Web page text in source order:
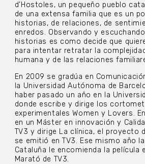
d’Hostoles, un pequeño pueblo
de una extensa familia que es un
historias, de relaciones, de
enredos. Observando y
historias es como decide que
para intentar retratar la
humana y de las relaciones
En 2009 se gradúa en
la Universidad Autónoma de
haber pasado un año en la
donde escribe y dirige los
experimentales Women y Lovers.
en un Máster en innovación y
TV3 y dirige La clínica, el proyecto
se emitió en TV3. Ese mismo año
Cataluña le encomienda la película
Marató de TV3.